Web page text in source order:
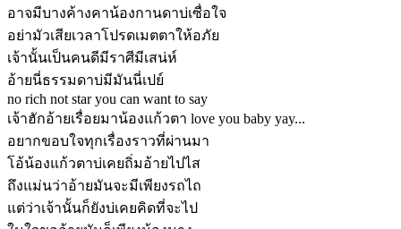
อาจมีบางค้างคาน้องกานดาบ่เซื่อใจ
อย่ามัวเสียเวลาโปรดเมตตาให้อภัย
เจ้านั้นเป็นคนดีมีราศีมีเสน่ห์
อ้ายนี่ธรรมดาบ่มีมันนี่เปย์
no rich not star you can want to say
เจ้าฮักอ้ายเรื่อยมาน้องแก้วตา love you baby yay...
อยากขอบใจทุกเรื่องราวที่ผ่านมา
โอ้น้องแก้วตาบ่เคยถิ่มอ้ายไปไส
ถึงแม่นว่าอ้ายมันจะมีเพียงรถไถ
แต่ว่าเจ้านั้นก็ยังบ่เคยคิดที่จะไป